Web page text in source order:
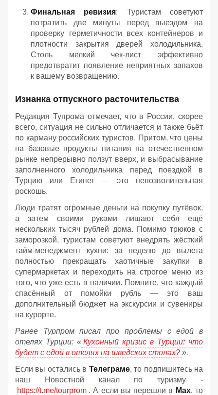
Финальная ревизия: Туристам советуют
потратить две минуты перед выездом на
проверку герметичности всех контейнеров и
плотности закрытия дверей холодильника.
Столь мелкий чек-лист эффективно
предотвратит появление неприятных запахов
к вашему возвращению.
Изнанка отпускного расточительства
Редакция Тупрома отмечает, что в России, скорее
всего, ситуация не сильно отличается и также бьёт
по карману российских туристов. Притом, что цены
на базовые продукты питания на отечественном
рынке непрерывно ползут вверх, и выбрасывание
заполненного холодильника перед поездкой в
Турцию или Египет — это непозволительная
роскошь.
Люди тратят огромные деньги на покупку путёвок,
а затем своими руками лишают себя ещё
нескольких тысяч рублей дома. Помимо трюков с
заморозкой, туристам советуют внедрять жёсткий
тайм-менеджмент кухни: за неделю до вылета
полностью прекращать хаотичные закупки в
супермаркетах и переходить на строгое меню из
того, что уже есть в наличии. Помните, что каждый
спасённый от помойки рубль — это ваш
дополнительный бюджет на экскурсии и сувениры
на курорте.
Ранее Турпром писал про проблемы с едой в
отелях Турции: « Кухонный кризис в Турции: что
будет с едой в отелях на шведских столах? ».
Если вы остались в Телеграме, то подпишитесь на
наш Новостной канал по туризму -
https://t.me/tourprom . А если вы перешли в Мах, то